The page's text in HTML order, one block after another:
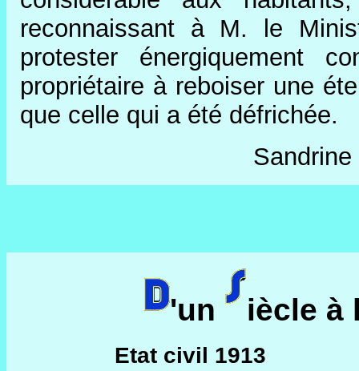
reconnaissant à M. le
protester énergiquement
propriétaire à reboiser une
que celle qui a été défrichée.
'un iècle à
Etat civil 1913